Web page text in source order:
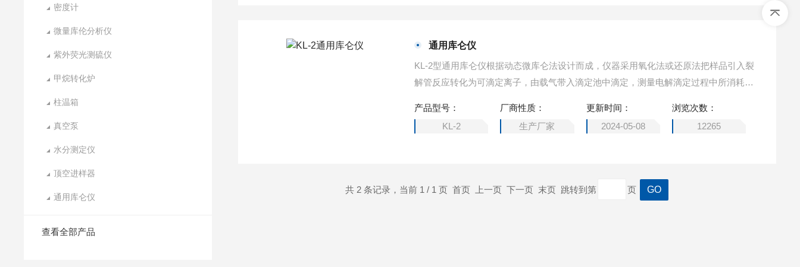
密度计
微量库伦分析仪
紫外荧光测硫仪
甲烷转化炉
柱温箱
真空泵
水分测定仪
顶空进样器
通用库仑仪
查看全部产品
通用库仑仪
KL-2型通用库仑仪根据动态微库仑法设计而成，仪器采用氧化法或还原法把样品引入裂
解管反应转化为可滴定离子，由载气带入滴定池中滴定，测量电解滴定过程中所消耗的
分析速度快、自动滤除假峰、自动校验等特点。
产品型号：
KL-2
厂商性质：
生产厂家
更新时间：
2024-05-08
浏览次数：
12265
共 2 条记录，当前 1 / 1 页 首页 上一页 下一页 末页 跳转到第 页